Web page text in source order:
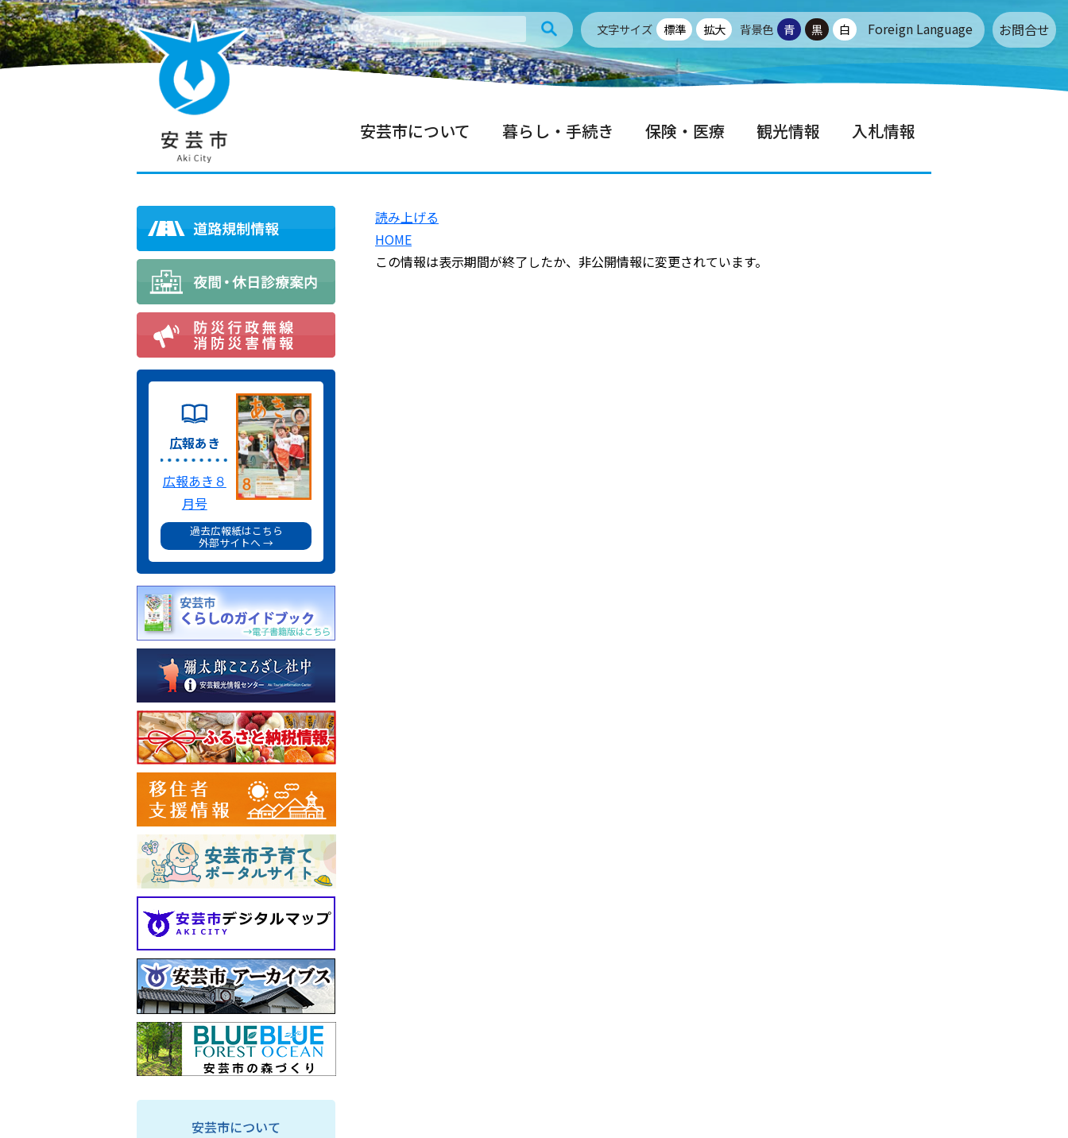
文字サイズ 標準 拡大 背景色 青 黒 白 Foreign Language お問合せ
安芸市について 暮らし・手続き 保険・医療 観光情報 入札情報
読み上げる
HOME
この情報は表示期間が終了したか、非公開情報に変更されています。
広報あき
広報あき８
月号
過去広報紙はこちら
外部サイトへ →
安芸市について